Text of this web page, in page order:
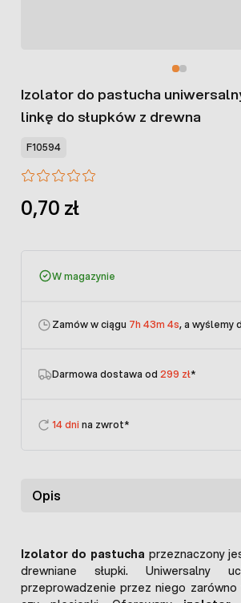
Izolator do pastucha
linkę do słupków z drewna
F10594
0,70 zł
W magazynie
Zamów w ciągu 7h 43m 3s, a wyślemy
Darmowa dostawa od 299 zł*
14 dni na zwrot*
Opis
Izolator do pastucha przeznaczony
drewniane słupki. Uniwersalny
przeprowadzenie przez niego